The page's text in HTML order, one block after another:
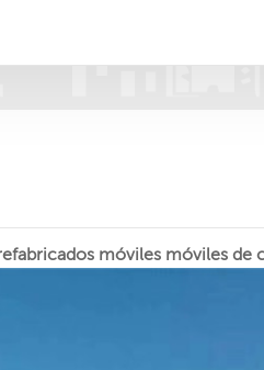
móviles móviles de